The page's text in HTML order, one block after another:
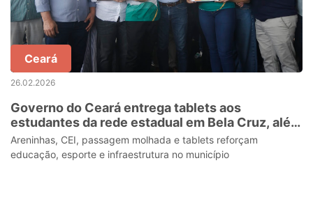
Ceará
26.02.2026
Governo do Ceará entrega tablets aos
estudantes da rede estadual em Bela Cruz, além
de novo Centro de Educação Infantil no
município
Areninhas, CEI, passagem molhada e tablets reforçam
educação, esporte e infraestrutura no município